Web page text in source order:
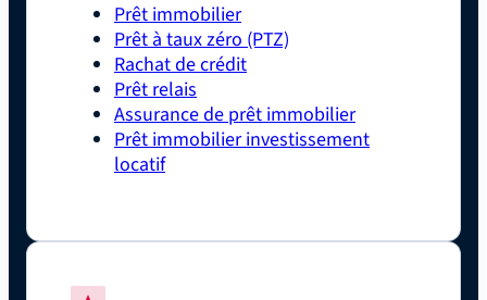
Prêt immobilier
Prêt à taux zéro (PTZ)
Rachat de crédit
Prêt relais
Assurance de prêt immobilier
Prêt immobilier investissement
locatif